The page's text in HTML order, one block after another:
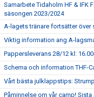
Samarbete Tidaholm HF & IFK
säsongen 2023/2024
A-lagets tränare fortsätter över
Viktig information ang A-
Pappersleverans 28/12 kl:
Schema och information THF-
Vårt bästa julklappstips:
Påminnelse om vår camp! Sista